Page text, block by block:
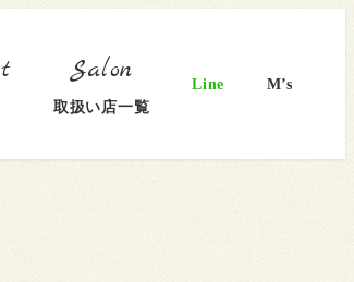
取扱い店一覧
Line M’s